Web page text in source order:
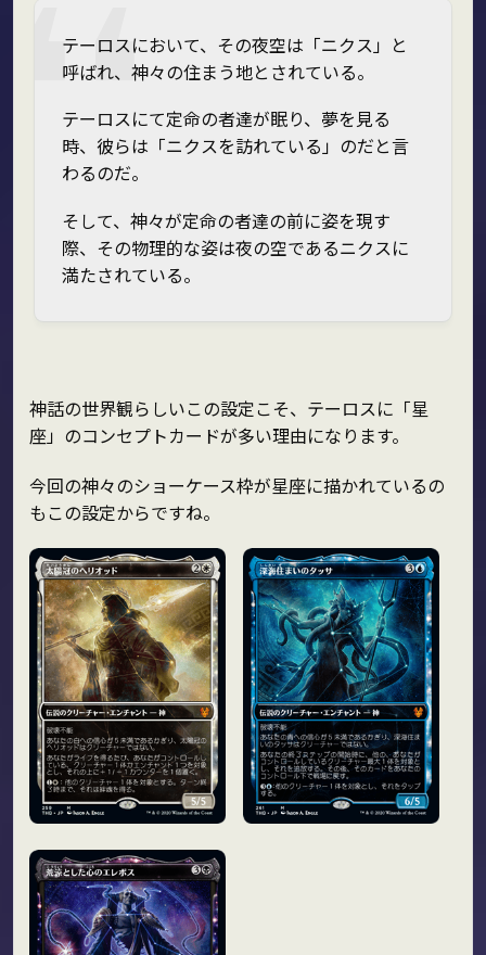
テーロスにおいて、その夜空は「ニクス」と
呼ばれ、神々の住まう地とされている。
テーロスにて定命の者達が眠り、夢を見る
時、彼らは「ニクスを訪れている」のだと言
わるのだ。
そして、神々が定命の者達の前に姿を現す
際、その物理的な姿は夜の空であるニクスに
満たされている。
神話の世界観らしいこの設定こそ、テーロスに「星
座」のコンセプトカードが多い理由になります。
今回の神々のショーケース枠が星座に描かれているの
もこの設定からですね。